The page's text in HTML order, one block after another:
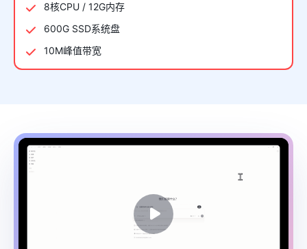
8核CPU / 12G内存
600G SSD系统盘
10M峰值带宽